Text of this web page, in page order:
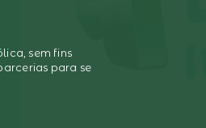
sem fins
para se